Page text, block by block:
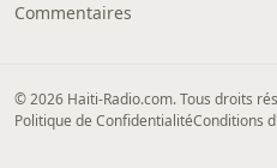
Commentaires
© 2026 Haiti-Radio.com. Tous droits
Politique de ConfidentialitéConditions